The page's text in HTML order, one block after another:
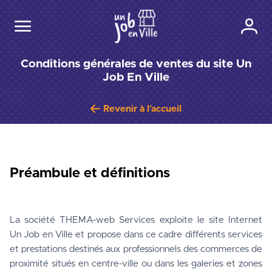
Conditions générales de ventes du site Un
Job En Ville
Revenir à l'accueil
Préambule et définitions
La société THEMA-web Services exploite le site Internet
Un Job en Ville et propose dans ce cadre différents services
et prestations destinés aux professionnels des commerces de
proximité situés en centre-ville ou dans les galeries et zones